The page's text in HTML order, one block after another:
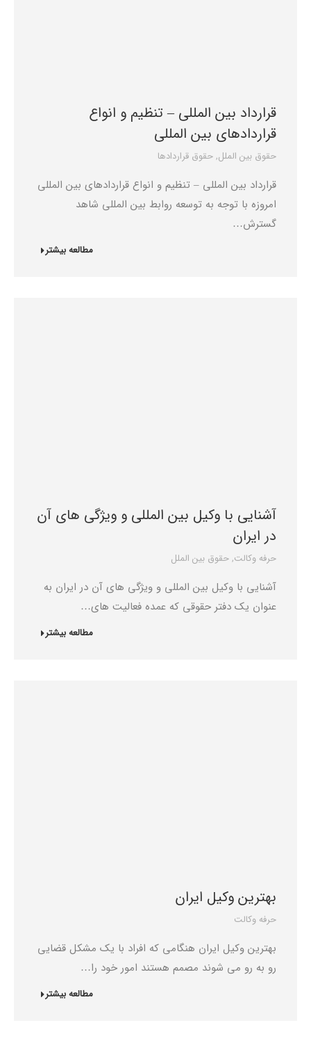
قرارداد بین المللی – تنظیم و انواع
قراردادهای بین المللی
حقوق بین الملل,حقوق قراردادها
قرارداد بین المللی – تنظیم و انواع قراردادهای بین المللی
امروزه با توجه به توسعه روابط بین المللی شاهد
گسترش…
مطالعه بیشتر
آشنایی با وکیل بین المللی و ویژگی های آن
در ایران
حرفه وکالت,حقوق بین الملل
آشنایی با وکیل بین المللی و ویژگی های آن در ایران به
عنوان یک دفتر حقوقی که عمده فعالیت های…
مطالعه بیشتر
بهترین وکیل ایران
حرفه وکالت
بهترین وکیل ایران هنگامی که افراد با یک مشکل قضایی
رو به رو می شوند مصمم هستند امور خود را…
مطالعه بیشتر